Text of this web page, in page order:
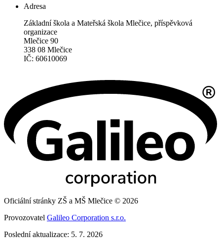
Adresa
Základní škola a Mateřská škola Mlečice, příspěvková
organizace
Mlečice 90
338 08 Mlečice
IČ: 60610069
Oficiální stránky ZŠ a MŠ Mlečice © 2026
Provozovatel Galileo Corporation s.r.o.
Poslední aktualizace: 5. 7. 2026